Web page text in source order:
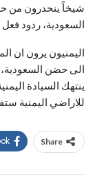
شيخاً ينحدرون من
السعودية، ردود
اليمنيون يرون ان
الى حضن السعودية،
ينتهك السيادة
للاراضي اليمنية
Share